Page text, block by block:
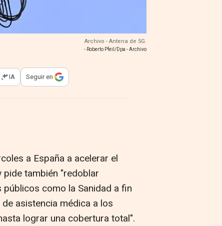
Archivo - Antena de 5G.
- Roberto Pfeil/Dpa - Archivo
opciones para compartir
IA Seguir en
a España a acelerar el
también "redoblar
como la Sanidad a fin
asistencia médica a los
lograr una cobertura total".